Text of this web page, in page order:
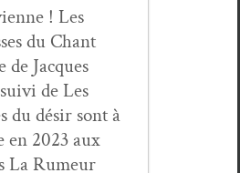
! Les
du Chant
de Jacques
de Les
du désir sont à
en 2023 aux
La Rumeur